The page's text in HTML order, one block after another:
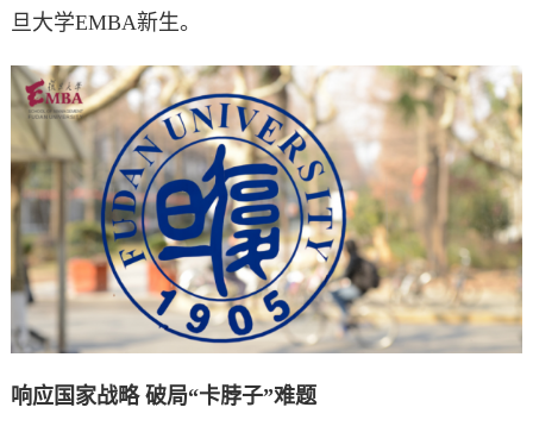
旦大学EMBA新生。
响应国家战略 破局“卡脖子”难题